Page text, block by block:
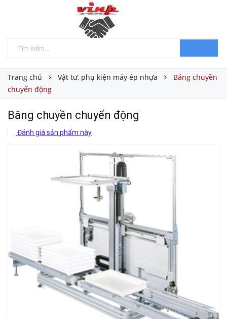
Trang chủ Vật tư, phụ kiện máy ép nhựa
Băng chuyền
chuyển động
Băng chuyền chuyển động
Đánh giá sản phẩm này